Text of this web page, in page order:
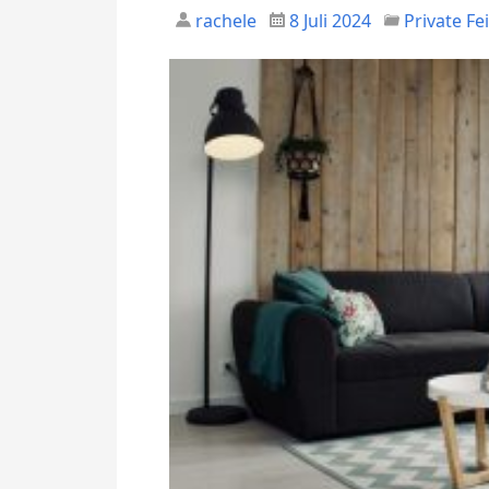
rachele 8 Juli 2024 Private